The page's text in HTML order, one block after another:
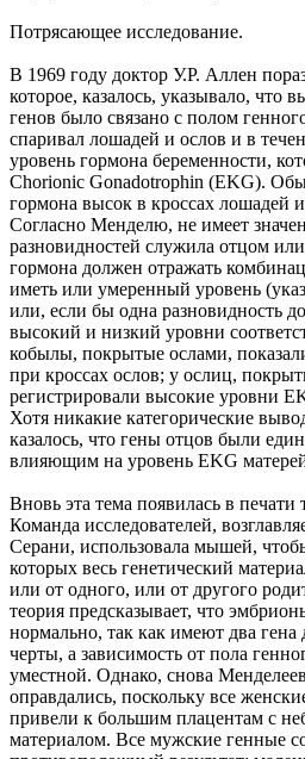
Потрясающее исследование.
В 1969 году доктор У.Р. Аллен
которое, казалось, указывало, что
генов было связано с полом
спаривал лошадей и ослов и в
уровень гормона беременности,
Chorionic Gonadotrophin (EKG).
гормона высок в кроссах лошадей
Согласно Менделю, не имеет
разновидностей служила отцом
гормона должен отражать
иметь или умеренный уровень
или, если бы одна разновидность
высокий и низкий уровни
кобылы, покрытые ослами,
при кроссах ослов; у ослиц,
регистрировали высокие уровни
Хотя никакие категорические
казалось, что гены отцов были
влияющим на уровень EKG
Вновь эта тема появилась в печати
Команда исследователей,
Серани, использовала мышей,
которых весь генетический
или от одного, или от другого
теория предсказывает, что
нормально, так как имеют два
черты, а зависимость от пола
уместной. Однако, снова
оправдались, поскольку все
привели к большим плацентам с
материалом. Все мужские генные